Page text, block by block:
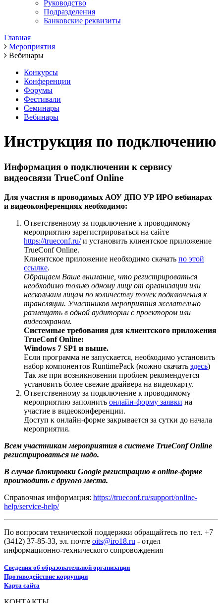
Руководство
Подразделения
Банковские реквизиты
Главная
Мероприятия
Вебинары
Конкурсы
Конференции
Форумы
Фестивали
Семинары
Вебинары
Инструкция по подключению
Информация о подключении к сервису
видеосвязи TrueConf Online
Для участия в проводимых АОУ ДПО УР ИРО вебинарах
и видеоконференциях необходимо:
Ответственному за подключение к проводимому
мероприятию зарегистрироваться на сайте
https://trueconf.ru/и установить клиентское приложение
TrueConf Online.
Клиентское приложение необходимо скачать по этой
ссылке.
Обращаем Ваше внимание, что регистрироваться
необходимо только одному лицу от организации или
нескольким лицам по количеству точек подключения к
трансляции. Участников мероприятия желательно
размещать в одной аудитории с проектором или
видеоэкраном.
Системные требования для клиентского приложения
TrueConf Online:
Windows 7 SP1 и выше.
Если программа не запускается, необходимо установить
набор компонентов RuntimePack (можно скачать здесь)
Так же при возникновении проблем рекомендуется
установить более свежие драйвера на видеокарту.
Ответственному за подключение к проводимому
мероприятию заполнить онлайн-форму заявки на
участие в видеоконференции.
Доступ к онлайн-форме закрывается за сутки до начала
мероприятия.
Всем участникам мероприятия в системе TrueConf Online
регистрироваться не надо.
В случае блокировки Google регистрацию в online-форме
производить с другого места.
Справочная информация: https://trueconf.ru/support/online-
help/service-help/
По вопросам технической поддержки обращайтесь по тел. +7
(3412) 37-85-33, эл. почте oits@iro18.ru - отдел
информационно-технического сопровождения
Сведения об образовательной организации
Противодействие коррупции
Карта сайта